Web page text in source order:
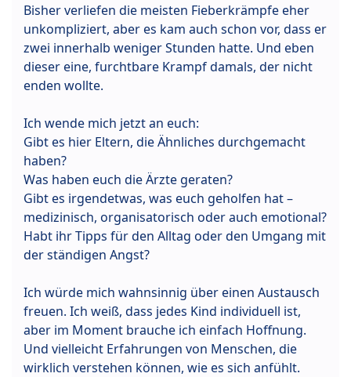
Bisher verliefen die meisten Fieberkrämpfe eher
unkompliziert, aber es kam auch schon vor, dass er
zwei innerhalb weniger Stunden hatte. Und eben
dieser eine, furchtbare Krampf damals, der nicht
enden wollte.
Ich wende mich jetzt an euch:
Gibt es hier Eltern, die Ähnliches durchgemacht
haben?
Was haben euch die Ärzte geraten?
Gibt es irgendetwas, was euch geholfen hat –
medizinisch, organisatorisch oder auch emotional?
Habt ihr Tipps für den Alltag oder den Umgang mit
der ständigen Angst?
Ich würde mich wahnsinnig über einen Austausch
freuen. Ich weiß, dass jedes Kind individuell ist,
aber im Moment brauche ich einfach Hoffnung.
Und vielleicht Erfahrungen von Menschen, die
wirklich verstehen können, wie es sich anfühlt.